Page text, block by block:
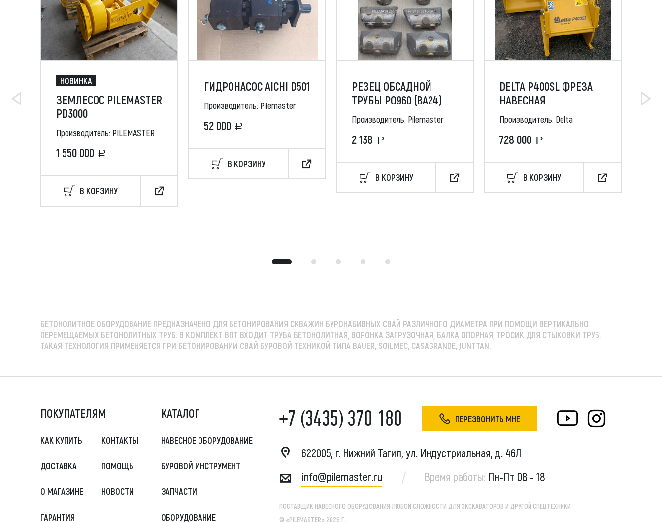
НОВИНКА
ЗЕМЛЕСОС PILEMASTER
PD3000
Производитель: PILEMASTER
1 550 000
В КОРЗИНУ
ГИДРОНАСОС AICHI D501
Производитель: Pilemaster
52 000
В КОРЗИНУ
РЕЗЕЦ ОБСАДНОЙ
ТРУБЫ РО960 (ВА24)
Производитель: Pilemaster
2 138
В КОРЗИНУ
DELTA P400SL ФРЕЗА
НАВЕСНАЯ
Производитель: Delta
728 000
В КОРЗИНУ
AF
БЕТОНОЛИТНОЕ ОБОРУДОВАНИЕ ПРЕДНАЗНАЧЕНО ДЛЯ БЕТОНИРОВАНИЯ СКВАЖИН БУРОНАБИВНЫХ СВАЙ РАЗЛИЧНОГО ДИАМЕТРА ПРИ ПОМОЩИ ВЕРТИКАЛЬНО
ПЕРЕМЕЩАЕМЫХ БЕТОНОЛИТНЫХ ТРУБ. В КОМПЛЕКТ ВПТ ВХОДИТ ТРУБА БЕТОНОЛИТНАЯ, ВОРОНКА ЗАГРУЗОЧНАЯ, БАЛКА ОПОРНАЯ, ТРОСИК ДЛЯ СТЫКОВКИ ТРУБ.
ТАКАЯ ТЕХНОЛОГИЯ ПРИМЕНЯЕТСЯ ПРИ БЕТОНИРОВАНИИ СВАЙ БУРОВОЙ ТЕХНИКОЙ ТИПА BAUER, SOILMEC, CASAGRANDE, JUNTTAN.
ПОКУПАТЕЛЯМ
КАК КУПИТЬ
ДОСТАВКА
О МАГАЗИНЕ
ГАРАНТИЯ
КОНТАКТЫ
ПОМОЩЬ
НОВОСТИ
КАТАЛОГ
НАВЕСНОЕ ОБОРУДОВАНИЕ
БУРОВОЙ ИНСТРУМЕНТ
ЗАПЧАСТИ
ОБОРУДОВАНИЕ
+7 (3435) 370 180 ПЕРЕЗВОНИТЬ МНЕ
622005, г. Нижний Тагил, ул. Индустриальная, д. 46Л
info@pilemaster.ru
Время работы: Пн-Пт 08 - 18
ПОСТАВЩИК НАВЕСНОГО ОБОРУДОВАНИЯ ЛЮБОЙ СЛОЖНОСТИ ДЛЯ ЭКСКАВАТОРОВ И ДРУГОЙ СПЕЦТЕХНИКИ
© «PILEMASTER» 2026 Г.